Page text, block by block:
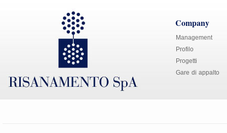
Company
Management
Profilo
Progetti
Gare di appalto